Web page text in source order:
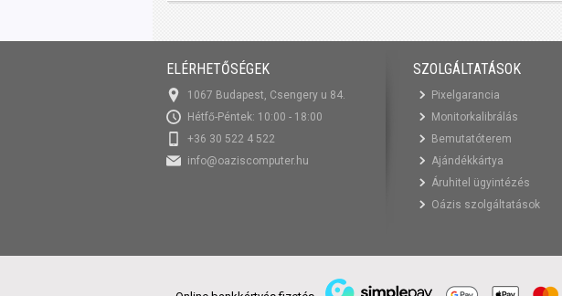
ELÉRHETŐSÉGEK
1067 Budapest, Csengery u 84.
Hétfő-Péntek: 10:00 - 18:00
+36 30 522 4 522
info@oaziscomputer.hu
SZOLGÁLTATÁSOK
Pixelgarancia
Monitorkalibrálás
Bemutatóterem
Ajándékkártya
Áruhitel ügyintézés
Oázis szolgáltatások